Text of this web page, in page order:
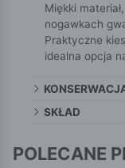
Miękki
nogawkach
Praktyczne
idealna opcja
SKŁAD
POLECANE